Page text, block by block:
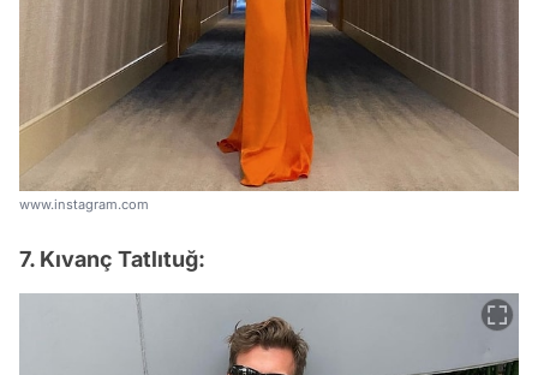
www.instagram.com
7. Kıvanç Tatlıtuğ: